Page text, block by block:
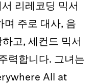
리레코딩 믹서
며 주로 대사, 음
고, 세컨드 믹서
력합니다. 그녀는
All at